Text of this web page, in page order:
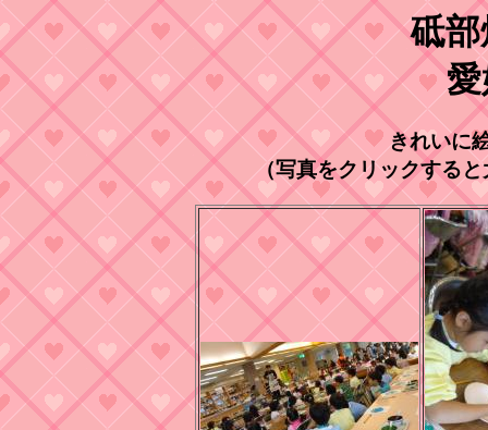
砥
きれいに
（写真をクリックする